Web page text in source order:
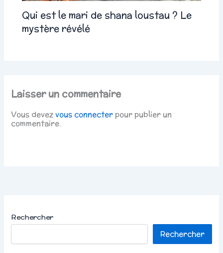
Qui est le mari de shana loustau ? Le
mystère révélé
Laisser un commentaire
Vous devezvous connecter pour publier un
commentaire.
Rechercher
Rechercher